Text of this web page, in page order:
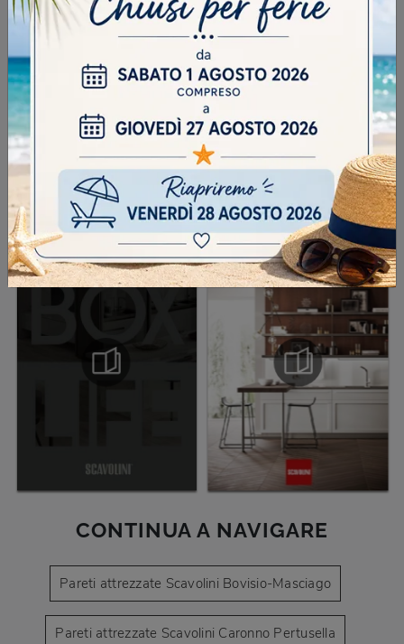
SFOGLIA I NOSTRI CATALOGHI
CONTINUA A NAVIGARE
Pareti attrezzate Scavolini Bovisio-Masciago
Pareti attrezzate Scavolini Caronno Pertusella
DOMANDA DI SICUREZZA
Scrivere la parola "Fragole" al singolare
INVIA